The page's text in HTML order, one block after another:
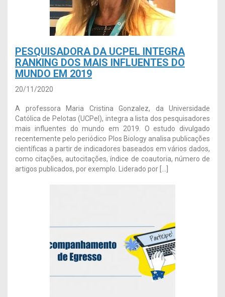
PESQUISADORA DA UCPEL INTEGRA
RANKING DOS MAIS INFLUENTES DO
MUNDO EM 2019
20/11/2020
A professora Maria Cristina Gonzalez, da Universidade
Católica de Pelotas (UCPel), integra a lista dos pesquisadores
mais influentes do mundo em 2019. O estudo divulgado
recentemente pelo periódico Plos Biology analisa publicações
científicas a partir de indicadores baseados em vários dados,
como citações, autocitações, índice de coautoria, número de
artigos publicados, por exemplo. Liderado por […]